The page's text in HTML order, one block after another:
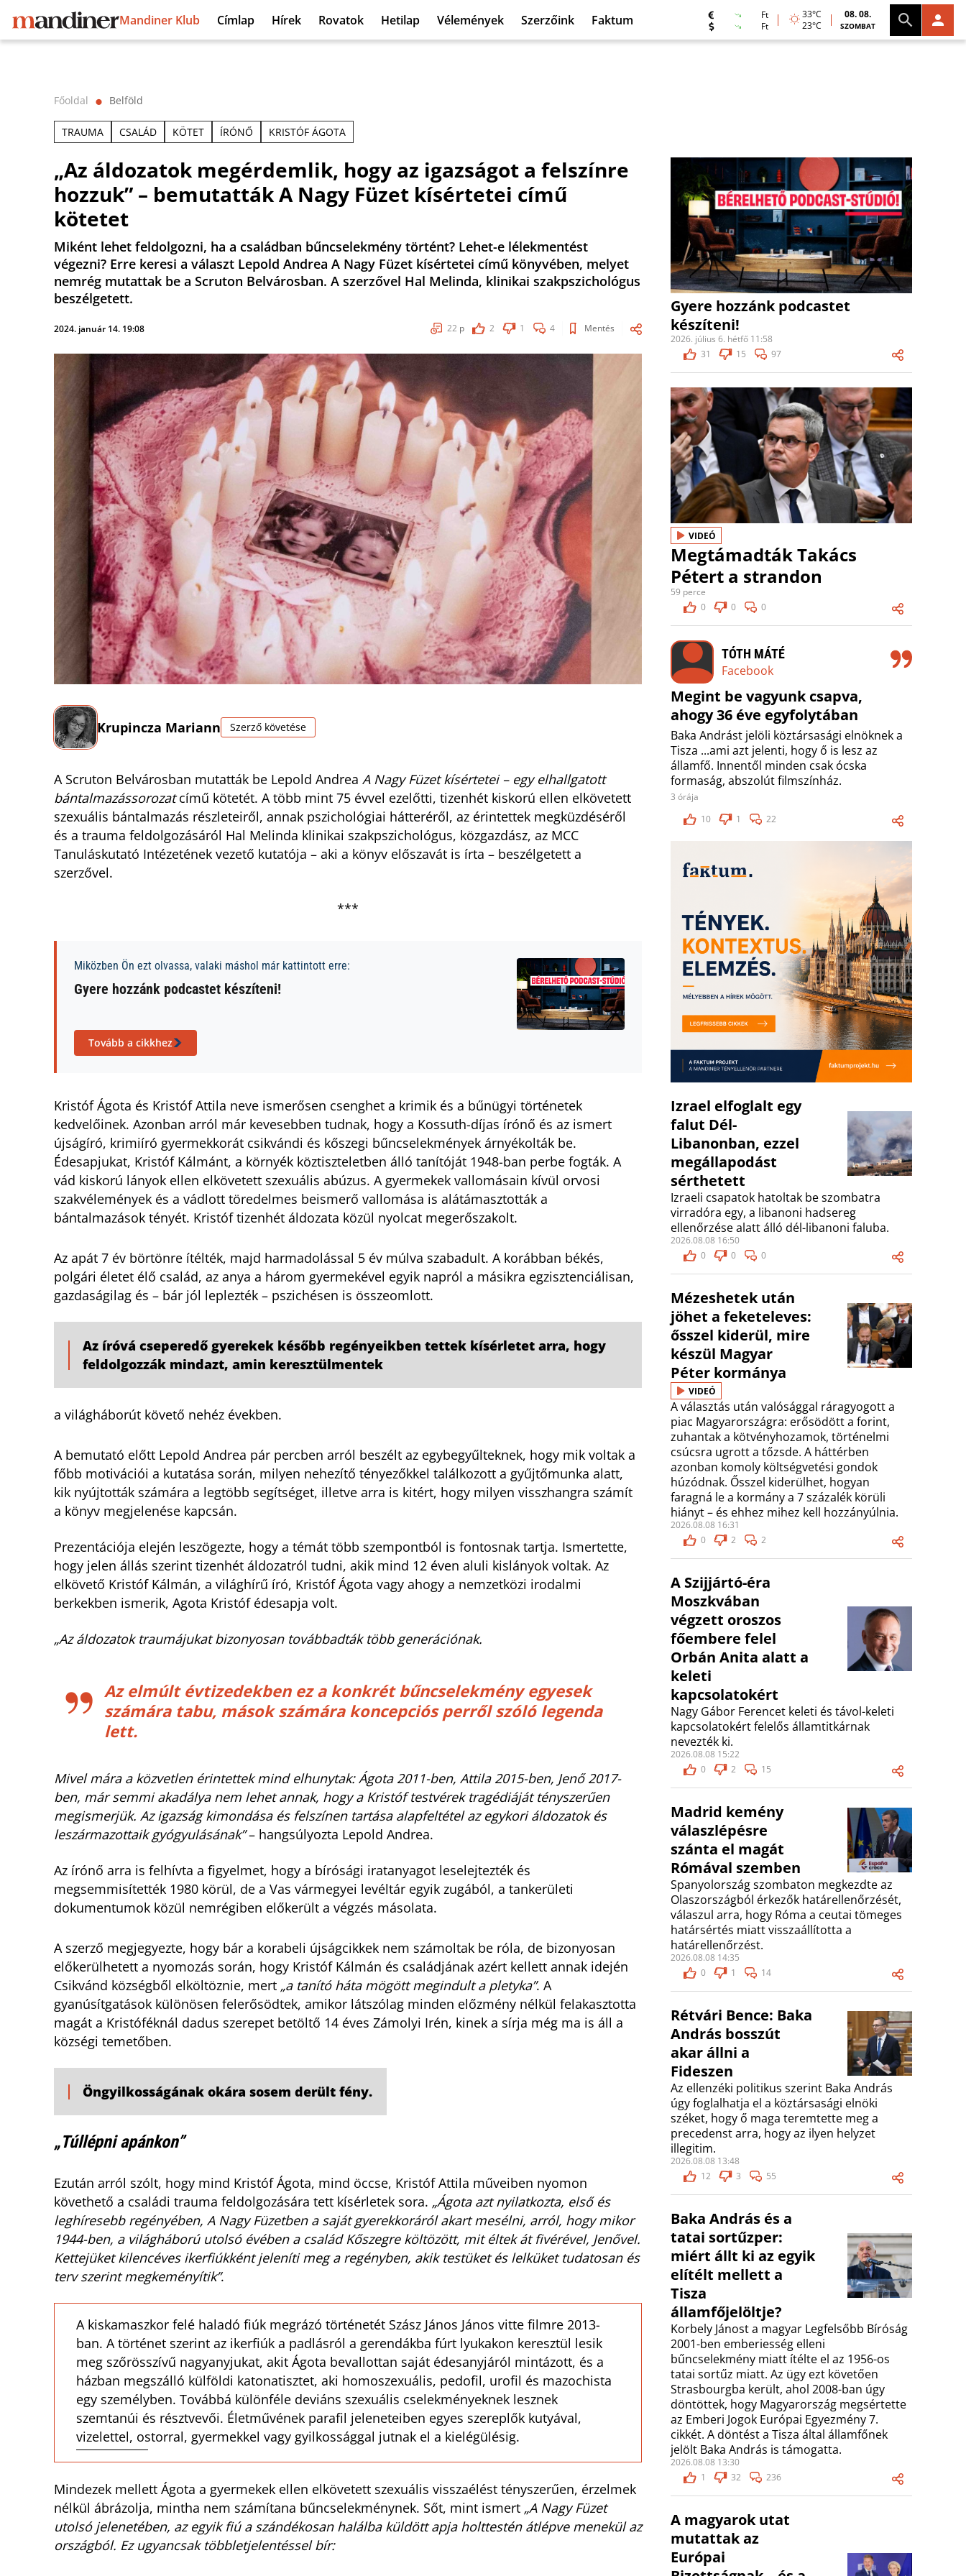
Mandiner Klub Címlap Hírek Rovatok Hetilap Vélemények Szerzőink Faktum
Ft
Ft
33°C
23°C
08. 08.
SZOMBAT
Főoldal ⬤ Belföld
TRAUMA CSALÁD KÖTET ÍRÓNŐ KRISTÓF ÁGOTA
„Az áldozatok megérdemlik, hogy az igazságot a felszínre
hozzuk” – bemutatták A Nagy Füzet kísértetei című
kötetet
Miként lehet feldolgozni, ha a családban bűncselekmény történt? Lehet-e lélekmentést
végezni? Erre keresi a választ Lepold Andrea A Nagy Füzet kísértetei című könyvében, melyet
nemrég mutattak be a Scruton Belvárosban. A szerzővel Hal Melinda, klinikai szakpszichológus
beszélgetett.
2024. január 14. 19:08 22 p 2 1 4 Mentés
Krupincza Mariann Szerző követése
A Scruton Belvárosban mutatták be Lepold Andrea A Nagy Füzet kísértetei – egy elhallgatott
bántalmazássorozatcímű kötetét. A több mint 75 évvel ezelőtti, tizenhét kiskorú ellen elkövetett
szexuális bántalmazás részleteiről, annak pszichológiai hátteréről, az érintettek megküzdéséről
és a trauma feldolgozásáról Hal Melinda klinikai szakpszichológus, közgazdász, az MCC
Tanuláskutató Intézetének vezető kutatója – aki a könyv előszavát is írta – beszélgetett a
szerzővel.
***
Miközben Ön ezt olvassa, valaki máshol már kattintott erre:
Gyere hozzánk podcastet készíteni!
Tovább a cikkhez
Kristóf Ágota és Kristóf Attila neve ismerősen csenghet a krimik és a bűnügyi történetek
kedvelőinek. Azonban arról már kevesebben tudnak, hogy a Kossuth-díjas írónő és az ismert
újságíró, krimiíró gyermekkorát csikvándi és kőszegi bűncselekmények árnyékolták be.
Édesapjukat, Kristóf Kálmánt, a környék köztiszteletben álló tanítóját 1948-ban perbe fogták. A
vád kiskorú lányok ellen elkövetett szexuális abúzus. A gyermekek vallomásain kívül orvosi
szakvélemények és a vádlott töredelmes beismerő vallomása is alátámasztották a
bántalmazások tényét. Kristóf tizenhét áldozata közül nyolcat megerőszakolt.
Az apát 7 év börtönre ítélték, majd harmadolással 5 év múlva szabadult. A korábban békés,
polgári életet élő család, az anya a három gyermekével egyik napról a másikra egzisztenciálisan,
gazdaságilag és – bár jól leplezték – pszichésen is összeomlott.
Az íróvá cseperedő gyerekek később regényeikben tettek kísérletet arra, hogy
feldolgozzák mindazt, amin keresztülmentek
a világháborút követő nehéz években.
A bemutató előtt Lepold Andrea pár percben arról beszélt az egybegyűlteknek, hogy mik voltak a
főbb motivációi a kutatása során, milyen nehezítő tényezőkkel találkozott a gyűjtőmunka alatt,
kik nyújtották számára a legtöbb segítséget, illetve arra is kitért, hogy milyen visszhangra számít
a könyv megjelenése kapcsán.
Prezentációja elején leszögezte, hogy a témát több szempontból is fontosnak tartja. Ismertette,
hogy jelen állás szerint tizenhét áldozatról tudni, akik mind 12 éven aluli kislányok voltak. Az
elkövető Kristóf Kálmán, a világhírű író, Kristóf Ágota vagy ahogy a nemzetközi irodalmi
berkekben ismerik, Agota Kristóf édesapja volt.
„Az áldozatok traumájukat bizonyosan továbbadták több generációnak.
Az elmúlt évtizedekben ez a konkrét bűncselekmény egyesek
számára tabu, mások számára koncepciós perről szóló legenda
lett.
Mivel mára a közvetlen érintettek mind elhunytak: Ágota 2011-ben, Attila 2015-ben, Jenő 2017-
ben, már semmi akadálya nem lehet annak, hogy a Kristóf testvérek tragédiáját tényszerűen
megismerjük. Az igazság kimondása és felszínen tartása alapfeltétel az egykori áldozatok és
leszármazottaik gyógyulásának”– hangsúlyozta Lepold Andrea.
Az írónő arra is felhívta a figyelmet, hogy a bírósági iratanyagot leselejtezték és
megsemmisítették 1980 körül, de a Vas vármegyei levéltár egyik zugából, a tankerületi
dokumentumok közül nemrégiben előkerült a végzés másolata.
A szerző megjegyezte, hogy bár a korabeli újságcikkek nem számoltak be róla, de bizonyosan
előkerülhetett a nyomozás során, hogy Kristóf Kálmán és családjának azért kellett annak idején
Csikvánd községből elköltöznie, mert „a tanító háta mögött megindult a pletyka”. A
gyanúsítgatások különösen felerősödtek, amikor látszólag minden előzmény nélkül felakasztotta
magát a Kristóféknál dadus szerepet betöltő 14 éves Zámolyi Irén, kinek a sírja még ma is áll a
községi temetőben.
Öngyilkosságának okára sosem derült fény.
„Túllépni apánkon”
Ezután arról szólt, hogy mind Kristóf Ágota, mind öccse, Kristóf Attila műveiben nyomon
követhető a családi trauma feldolgozására tett kísérletek sora. „Ágota azt nyilatkozta, első és
leghíresebb regényében, A Nagy Füzetben a saját gyerekkoráról akart mesélni, arról, hogy mikor
1944-ben, a világháború utolsó évében a család Kőszegre költözött, mit éltek át fivérével, Jenővel.
Kettejüket kilencéves ikerfiúkként jeleníti meg a regényben, akik testüket és lelküket tudatosan és
terv szerint megkeményítik”.
A kiskamaszkor felé haladó fiúk megrázó történetét Szász János János vitte filmre 2013-
ban. A történet szerint az ikerfiúk a padlásról a gerendákba fúrt lyukakon keresztül lesik
meg szőrösszívű nagyanyjukat, akit Ágota bevallottan saját édesanyjáról mintázott, és a
házban megszálló külföldi katonatisztet, aki homoszexuális, pedofil, urofil és mazochista
egy személyben. Továbbá különféle deviáns szexuális cselekményeknek lesznek
szemtanúi és résztvevői. Életművének parafil jeleneteiben egyes szereplők kutyával,
vizelettel, ostorral, gyermekkel vagy gyilkossággal jutnak el a kielégülésig.
Mindezek mellett Ágota a gyermekek ellen elkövetett szexuális visszaélést tényszerűen, érzelmek
nélkül ábrázolja, mintha nem számítana bűncselekménynek. Sőt, mint ismert „A Nagy Füzet
utolsó jelenetében, az egyik fiú a szándékosan halálba küldött apja holttestén átlépve menekül az
országból. Ez ugyancsak többletjelentéssel bír:
Gyere hozzánk podcastet
készíteni!
2026. július 6. hétfő 11:58
31
15 97
VIDEÓ
Megtámadták Takács
Pétert a strandon
59 perce
0
0 0
TÓTH MÁTÉ
Facebook
Megint be vagyunk csapva,
ahogy 36 éve egyfolytában
Baka Andrást jelöli köztársasági elnöknek a
Tisza ...ami azt jelenti, hogy ő is lesz az
államfő. Innentől minden csak ócska
formaság, abszolút filmszínház.
3 órája
10
1 22
Izrael elfoglalt egy
falut Dél-
Libanonban, ezzel
megállapodást
sérthetett
Izraeli csapatok hatoltak be szombatra
virradóra egy, a libanoni hadsereg
ellenőrzése alatt álló dél-libanoni faluba.
2026.08.08 16:50
0
0 0
Mézeshetek után
jöhet a feketeleves:
ősszel kiderül, mire
készül Magyar
Péter kormánya
VIDEÓ
A választás után valósággal ráragyogott a
piac Magyarországra: erősödött a forint,
zuhantak a kötvényhozamok, történelmi
csúcsra ugrott a tőzsde. A háttérben
azonban komoly költségvetési gondok
húzódnak. Ősszel kiderülhet, hogyan
faragná le a kormány a 7 százalék körüli
hiányt – és ehhez mihez kell hozzányúlnia.
2026.08.08 16:31
0
2 2
A Szijjártó-éra
Moszkvában
végzett oroszos
főembere felel
Orbán Anita alatt a
keleti
kapcsolatokért
Nagy Gábor Ferencet keleti és távol-keleti
kapcsolatokért felelős államtitkárnak
nevezték ki.
2026.08.08 15:22
0
2 15
Madrid kemény
válaszlépésre
szánta el magát
Rómával szemben
Spanyolország szombaton megkezdte az
Olaszországból érkezők határellenőrzését,
válaszul arra, hogy Róma a ceutai tömeges
határsértés miatt visszaállította a
határellenőrzést.
2026.08.08 14:35
0
1 14
Rétvári Bence: Baka
András bosszút
akar állni a
Fideszen
Az ellenzéki politikus szerint Baka András
úgy foglalhatja el a köztársasági elnöki
széket, hogy ő maga teremtette meg a
precedenst arra, hogy az ilyen helyzet
illegitim.
2026.08.08 13:48
12
3 55
Baka András és a
tatai sortűzper:
miért állt ki az egyik
elítélt mellett a
Tisza
államfőjelöltje?
Korbely Jánost a magyar Legfelsőbb Bíróság
2001-ben emberiesség elleni
bűncselekmény miatt ítélte el az 1956-os
tatai sortűz miatt. Az ügy ezt követően
Strasbourgba került, ahol 2008-ban úgy
döntöttek, hogy Magyarország megsértette
az Emberi Jogok Európai Egyezmény 7.
cikkét. A döntést a Tisza által államfőnek
jelölt Baka András is támogatta.
2026.08.08 13:30
1
32 236
A magyarok utat
mutattak az
Európai